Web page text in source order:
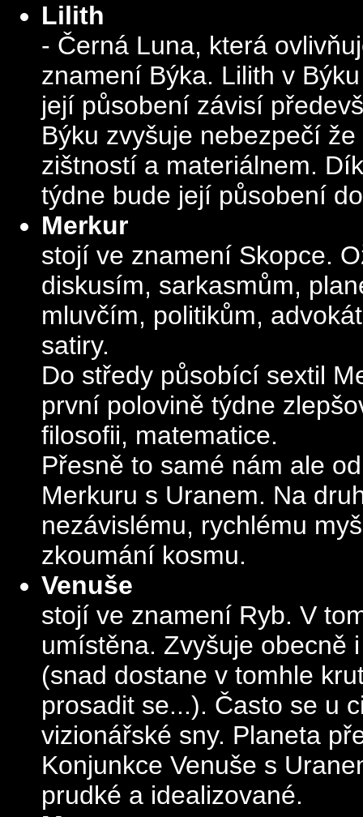
Lilith
- Černá Luna, která
znamení Býka. Lilith v
její působení závisí
Býku zvyšuje nebezpečí
zištností a materiálnem.
týdne bude její působení
Merkur
stojí ve znamení Skopce.
diskusím, sarkasmům,
mluvčím, politikům,
satiry.
Do středy působící sextil
první polovině týdne
filosofii, matematice.
Přesně to samé nám ale
Merkuru s Uranem. Na
nezávislému, rychlému
zkoumání kosmu.
Venuše
stojí ve znamení Ryb. V
umístěna. Zvyšuje obecně
(snad dostane v tomhle
prosadit se...). Často se u
vizionářské sny. Planeta
Konjunkce Venuše s
prudké a idealizované.